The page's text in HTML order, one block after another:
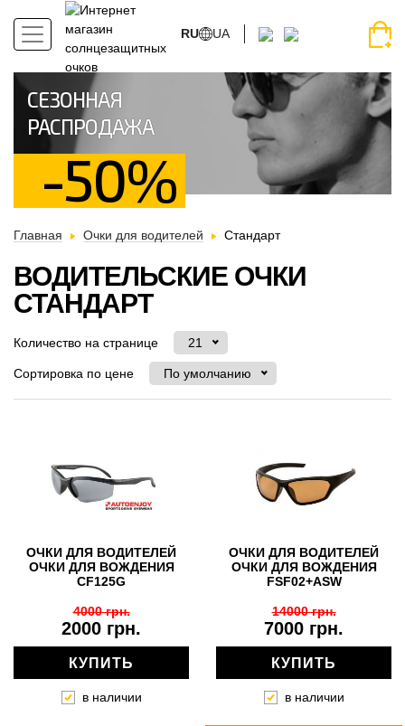
RU UA
СЕЗОННАЯ
РАСПРОДАЖА
-50%
Главная Очки для водителей Стандарт
ВОДИТЕЛЬСКИЕ ОЧКИ
СТАНДАРТ
Количество на странице 21
Сортировка по цене По умолчанию
ОЧКИ ДЛЯ ВОДИТЕЛЕЙ
ОЧКИ ДЛЯ ВОЖДЕНИЯ
CF125G
2000 грн.
4000 грн.
КУПИТЬ
в наличии
ОЧКИ ДЛЯ ВОДИТЕЛЕЙ
ОЧКИ ДЛЯ ВОЖДЕНИЯ
FSF02+ASW
7000 грн.
14000 грн.
КУПИТЬ
в наличии